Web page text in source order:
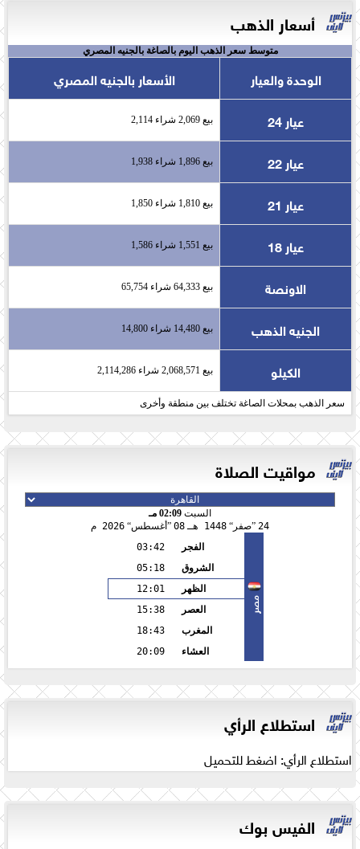
أسعار الذهب
متوسط سعر الذهب اليوم بالصاغة بالجنيه المصري
الوحدة والعيار
الأسعار بالجنيه المصري
عيار 24
بيع 2,069 شراء 2,114
عيار 22 بيع 1,896 شراء 1,938
عيار 21 بيع 1,810 شراء 1,850
عيار 18 بيع 1,551 شراء 1,586
الاونصة بيع 64,333 شراء 65,754
الجنيه الذهب بيع 14,480 شراء 14,800
الكيلو بيع 2,068,571 شراء 2,114,286
سعر الذهب بمحلات الصاغة تختلف بين منطقة وأخرى
مواقيت الصلاة
السبت 02:09 مـ
24
صفر 1448 هـ 08 أغسطس 2026 م
مصر
الفجر
03:42
الشروق
05:18
الظهر
12:01
العصر
15:38
المغرب
18:43
العشاء
20:09
استطلاع الرأي
استطلاع الرأي: اضغط للتحميل
الفيس بوك